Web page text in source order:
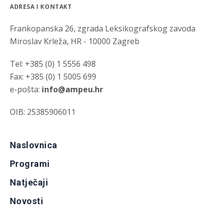
ADRESA I KONTAKT
Frankopanska 26, zgrada Leksikografskog zavoda
Miroslav Krleža, HR - 10000 Zagreb
Tel: +385 (0) 1 5556 498
Fax: +385 (0) 1 5005 699
e-pošta: info@ampeu.hr
OIB: 25385906011
Naslovnica
Programi
Natječaji
Novosti